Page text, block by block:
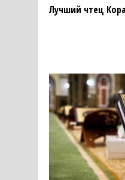
Лучший чтец